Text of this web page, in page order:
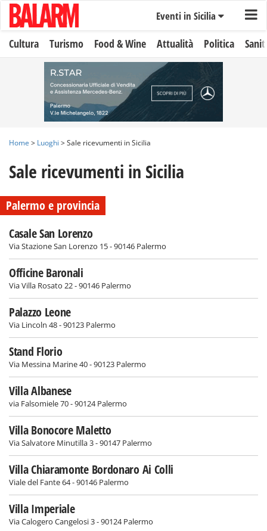
Eventi in Sicilia
Cultura Turismo Food & Wine Attualità Politica
Home > Luoghi > Sale ricevumenti in Sicilia
Sale ricevumenti in Sicilia
Palermo e provincia
Casale San Lorenzo
Via Stazione San Lorenzo 15 - 90146 Palermo
Officine Baronali
Via Villa Rosato 22 - 90146 Palermo
Palazzo Leone
Via Lincoln 48 - 90123 Palermo
Stand Florio
Via Messina Marine 40 - 90123 Palermo
Villa Albanese
via Falsomiele 70 - 90124 Palermo
Villa Bonocore Maletto
Via Salvatore Minutilla 3 - 90147 Palermo
Villa Chiaramonte Bordonaro Ai Colli
Viale del Fante 64 - 90146 Palermo
Villa Imperiale
Via Calogero Cangelosi 3 - 90124 Palermo